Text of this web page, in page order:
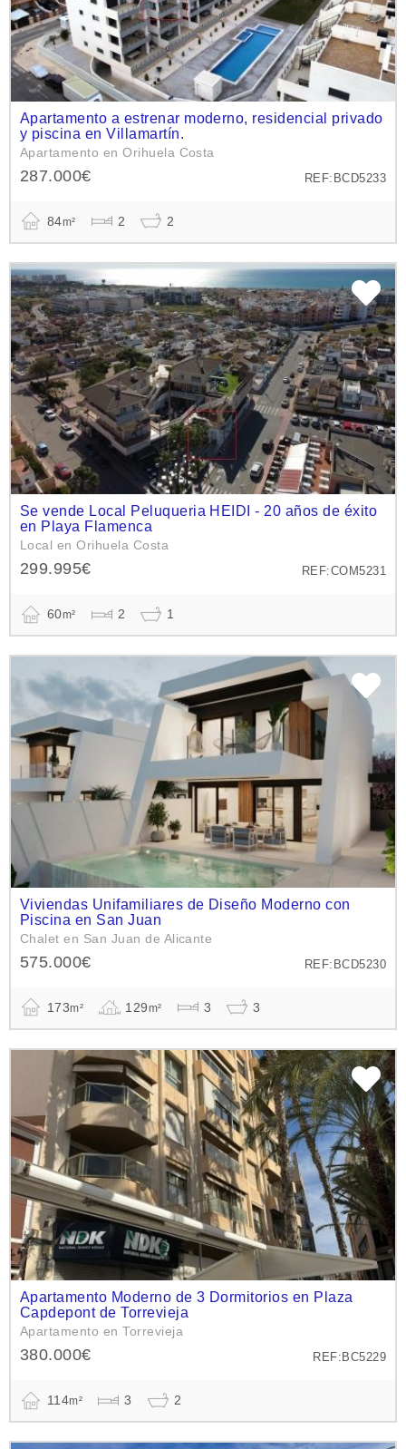
Apartamento a estrenar moderno, residencial privado
y piscina en Villamartín.
Apartamento en Orihuela Costa
REF:BCD5233
287.000€
84m² 2 2
Se vende Local Peluqueria HEIDI - 20 años de éxito
en Playa Flamenca
Local en Orihuela Costa
REF:COM5231
299.995€
60m² 2 1
Viviendas Unifamiliares de Diseño Moderno con
Piscina en San Juan
Chalet en San Juan de Alicante
REF:BCD5230
575.000€
173m² 129m² 3 3
Apartamento Moderno de 3 Dormitorios en Plaza
Capdepont de Torrevieja
Apartamento en Torrevieja
REF:BC5229
380.000€
114m² 3 2